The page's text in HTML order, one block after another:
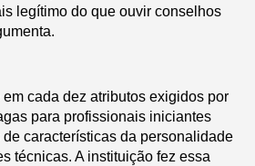
legítimo do que ouvir conselhos
cada dez atributos exigidos por
para profissionais iniciantes
características da personalidade
técnicas. A instituição fez essa